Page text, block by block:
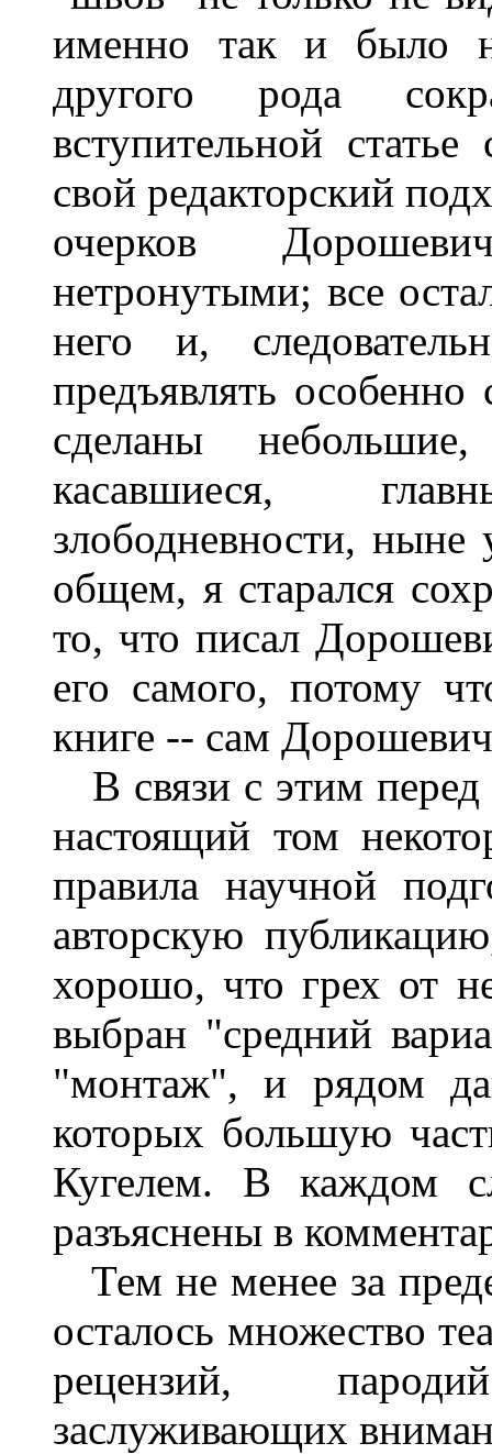
именно так и было
другого рода
вступительной
свой редакторский
очерков
нетронутыми; все
него и,
предъявлять
сделаны
касавшиеся,
злободневности, ныне
общем, я старался
то, что писал
его самого, потому
книге -- сам
В связи с этим перед
настоящий том
правила научной
авторскую
хорошо, что грех от
выбран "средний
"монтаж", и рядом
которых большую
Кугелем. В каждом
разъяснены в
Тем не менее за
осталось множество
рецензий,
заслуживающих